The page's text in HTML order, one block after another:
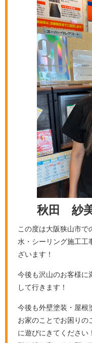
秋田 紗
この度は大阪狭山市で
水・シーリング施工工
ざいます！
今後も沢山のお客様に
して行きます！
今後も外壁塗装・屋根
お家のことでお困りの
に遊びにきてください！